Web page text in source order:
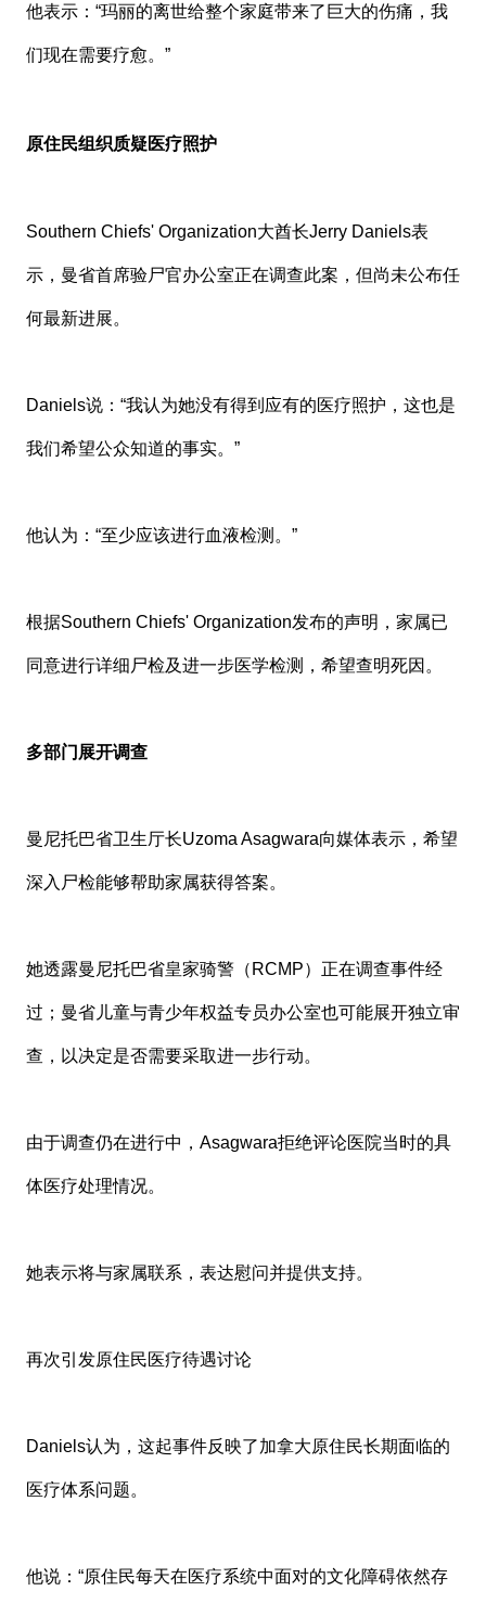
他表示：“玛丽的离世给整个家庭带来了巨大的伤痛，我
们现在需要疗愈。”
原住民组织质疑医疗照护
Southern Chiefs' Organization大酋长Jerry Daniels表
示，曼省首席验尸官办公室正在调查此案，但尚未公布任
何最新进展。
Daniels说：“我认为她没有得到应有的医疗照护，这也是
我们希望公众知道的事实。”
他认为：“至少应该进行血液检测。”
根据Southern Chiefs' Organization发布的声明，家属已
同意进行详细尸检及进一步医学检测，希望查明死因。
多部门展开调查
曼尼托巴省卫生厅长Uzoma Asagwara向媒体表示，希望
深入尸检能够帮助家属获得答案。
她透露曼尼托巴省皇家骑警（RCMP）正在调查事件经
过；曼省儿童与青少年权益专员办公室也可能展开独立审
查，以决定是否需要采取进一步行动。
由于调查仍在进行中，Asagwara拒绝评论医院当时的具
体医疗处理情况。
她表示将与家属联系，表达慰问并提供支持。
再次引发原住民医疗待遇讨论
Daniels认为，这起事件反映了加拿大原住民长期面临的
医疗体系问题。
他说：“原住民每天在医疗系统中面对的文化障碍依然存